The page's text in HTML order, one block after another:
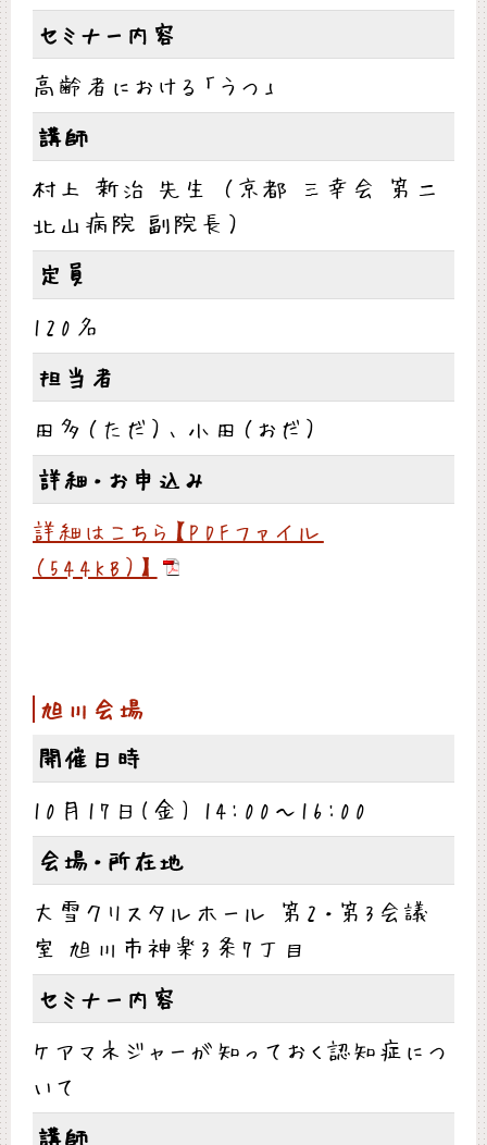
セミナー内容
高齢者における「うつ」
講師
村上 新治 先生 （京都 三幸会 第二
北山病院 副院長）
定員
120名
担当者
田多（ただ）、小田（おだ）
詳細・お申込み
詳細はこちら【PDFファイル
（544KB）】
旭川会場
開催日時
10月17日(金) 14:00～16:00
会場・所在地
大雪クリスタルホール 第2・第3会議
室 旭川市神楽3条7丁目
セミナー内容
ケアマネジャーが知っておく認知症につ
いて
講師